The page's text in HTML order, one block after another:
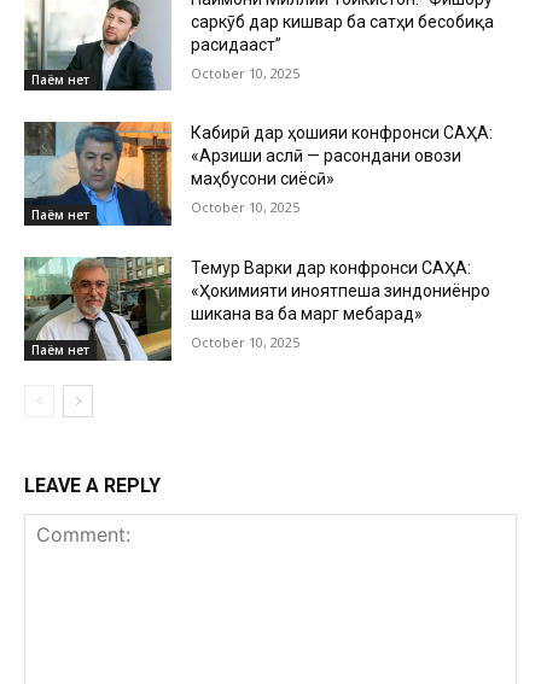
Паём нет
саркӯб дар кишвар ба сатҳи бесобиқа
расидааст”
October 10, 2025
Паём нет
Кабирӣ дар ҳошияи конфронси САҲА:
«Арзиши аслӣ — расондани овози
маҳбусони сиёсӣ»
October 10, 2025
Паём нет
Темур Варки дар конфронси САҲА:
«Ҳокимияти ҷиноятпеша зиндониёнро
шиканҷа ва ба марг мебарад»
October 10, 2025
LEAVE A REPLY